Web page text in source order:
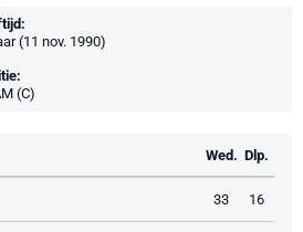
(11 nov. 1990)
(C)
Wed. Dlp.
33 16